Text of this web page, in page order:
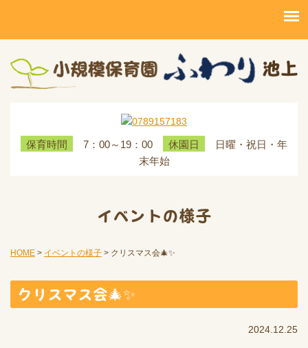
保育時間 7：00～19：00 休園日
日曜・祝日・年
末年始
イベントの様子
HOME > イベントの様子 > クリスマス会🎄✨
クリスマス会🎄✨
2024.12.25